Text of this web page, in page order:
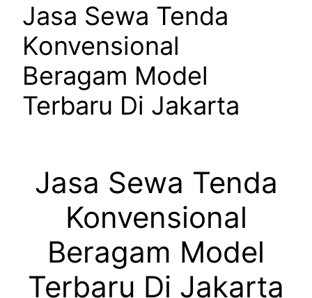
Jasa Sewa Tenda
Konvensional
Beragam Model
Terbaru Di Jakarta
Jasa Sewa Tenda
Konvensional
Beragam Model
Terbaru Di Jakarta